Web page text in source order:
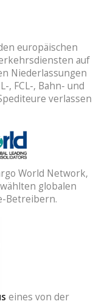
europäischen
auf
Niederlassungen
, FCL-, Bahn- und
verlassen
World Network,
globalen
Betreibern.
eines von der